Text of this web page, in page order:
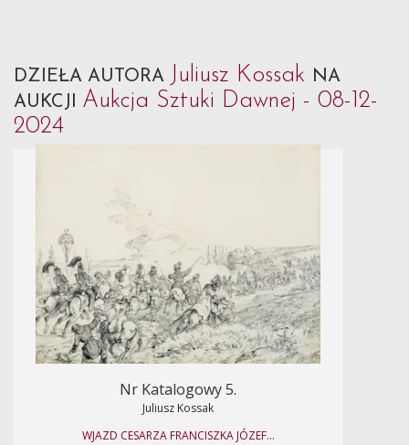
DZIEŁA AUTORA Juliusz Kossak NA
AUKCJI Aukcja Sztuki Dawnej - 08-12-
2024
Nr Katalogowy 5.
Juliusz Kossak
WJAZD CESARZA FRANCISZKA JÓZEF...